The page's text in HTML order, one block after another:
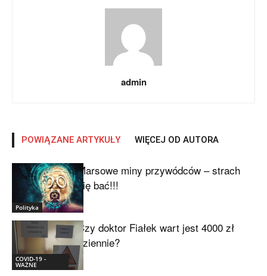
admin
POWIĄZANE ARTYKUŁY WIĘCEJ OD AUTORA
Polityka
Marsowe miny przywódców – strach
się bać!!!
COVID-19 -
WAŻNE
Czy doktor Fiałek wart jest 4000 zł
dziennie?